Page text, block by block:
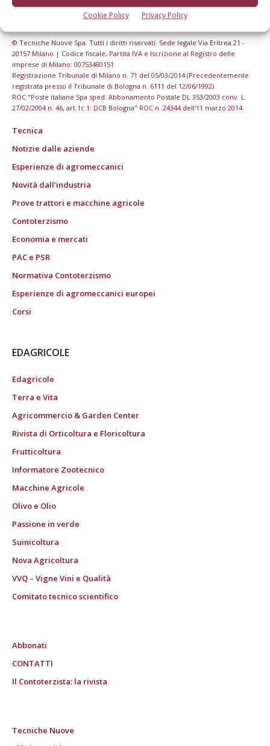
Cookie Policy Privacy Policy
© Tecniche Nuove Spa. Tutti i diritti riservati. Sede legale Via Eritrea 21 -
20157 Milano | Codice fiscale, Partita IVA e Iscrizione al Registro delle
imprese di Milano: 00753480151
Registrazione Tribunale di Milano n. 71 del 05/03/2014 (Precedentemente
registrata presso il Tribunale di Bologna n. 6111 del 12/06/1992)
ROC "Poste italiane Spa sped. Abbonamento Postale DL 353/2003 conv. L.
27/02/2004 n. 46, art.1c.1: DCB Bologna" ROC n. 24344 dell'11 marzo 2014
Tecnica
Notizie dalle aziende
Esperienze di agromeccanici
Novità dall’industria
Prove trattori e macchine agricole
Contoterzismo
Economia e mercati
PAC e PSR
Normativa Contoterzismo
Esperienze di agromeccanici europei
Corsi
EDAGRICOLE
Edagricole
Terra e Vita
Agricommercio & Garden Center
Rivista di Orticoltura e Floricoltura
Frutticoltura
Informatore Zootecnico
Macchine Agricole
Olivo e Olio
Passione in verde
Suinicoltura
Nova Agricoltura
VVQ – Vigne Vini e Qualità
Comitato tecnico scientifico
Abbonati
CONTATTI
Il Contoterzista: la rivista
Tecniche Nuove